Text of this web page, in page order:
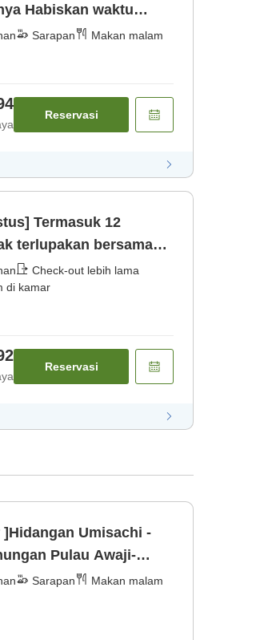
[Sarapan]
Sarapan Makan malam
Reservasi
Termasuk 12
malam] [Sarapan]
Check-out lebih lama
di kamar
Reservasi
]Hidangan Umisachi -
Pulau Awaji-
malam] [Sarapan]
Sarapan
Makan malam